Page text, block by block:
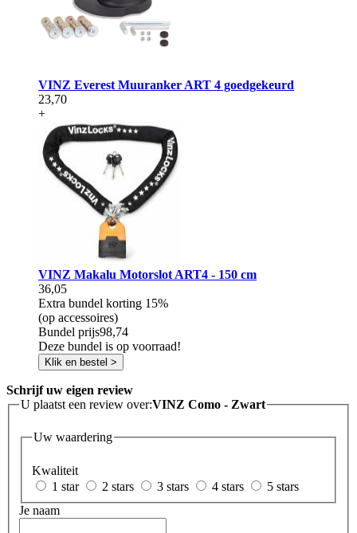
VINZ Everest Muuranker ART 4 goedgekeurd
23,70
+
VINZ Makalu Motorslot ART4 - 150 cm
36,05
Extra bundel korting 15%
(op accessoires)
Bundel prijs98,74
Deze bundel is op voorraad!
Klik en bestel >
Schrijf uw eigen review
U plaatst een review over:VINZ Como - Zwart
Uw waardering
Kwaliteit
1 star
2 stars 3 stars 4 stars
5 stars
Je naam